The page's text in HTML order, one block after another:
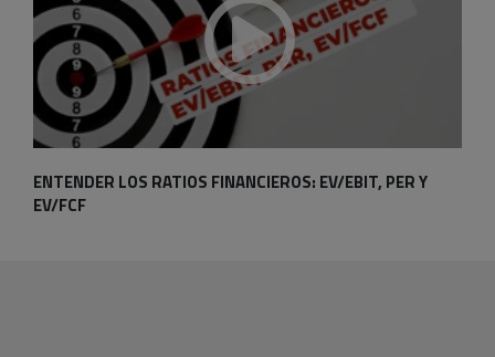
ENTENDER LOS RATIOS FINANCIEROS: EV/EBIT, PER Y
EV/FCF